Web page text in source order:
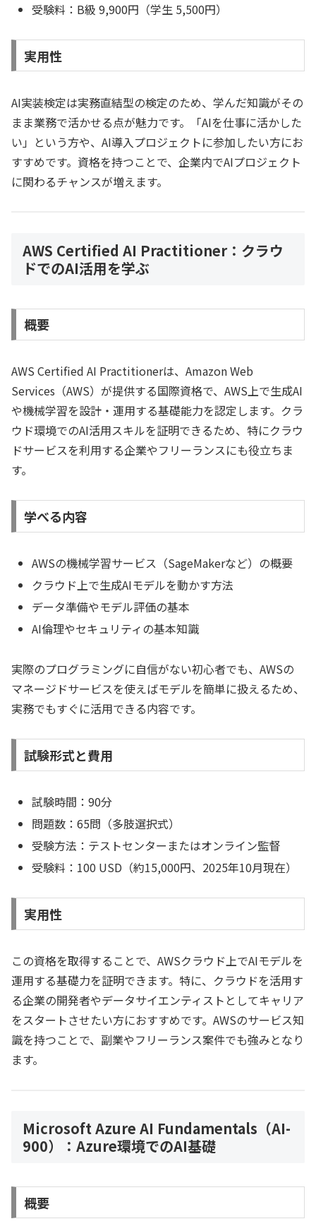
受験料：B級 9,900円（学生 5,500円）
実用性
AI実装検定は実務直結型の検定のため、学んだ知識がその
まま業務で活かせる点が魅力です。「AIを仕事に活かした
い」という方や、AI導入プロジェクトに参加したい方にお
すすめです。資格を持つことで、企業内でAIプロジェクト
に関わるチャンスが増えます。
AWS Certified AI Practitioner：クラウ
ドでのAI活用を学ぶ
概要
AWS Certified AI Practitionerは、Amazon Web
Services（AWS）が提供する国際資格で、AWS上で生成AI
や機械学習を設計・運用する基礎能力を認定します。クラ
ウド環境でのAI活用スキルを証明できるため、特にクラウ
ドサービスを利用する企業やフリーランスにも役立ちま
す。
学べる内容
AWSの機械学習サービス（SageMakerなど）の概要
クラウド上で生成AIモデルを動かす方法
データ準備やモデル評価の基本
AI倫理やセキュリティの基本知識
実際のプログラミングに自信がない初心者でも、AWSの
マネージドサービスを使えばモデルを簡単に扱えるため、
実務でもすぐに活用できる内容です。
試験形式と費用
試験時間：90分
問題数：65問（多肢選択式）
受験方法：テストセンターまたはオンライン監督
受験料：100 USD（約15,000円、2025年10月現在）
実用性
この資格を取得することで、AWSクラウド上でAIモデルを
運用する基礎力を証明できます。特に、クラウドを活用す
る企業の開発者やデータサイエンティストとしてキャリア
をスタートさせたい方におすすめです。AWSのサービス知
識を持つことで、副業やフリーランス案件でも強みとなり
ます。
Microsoft Azure AI Fundamentals（AI-
900）：Azure環境でのAI基礎
概要